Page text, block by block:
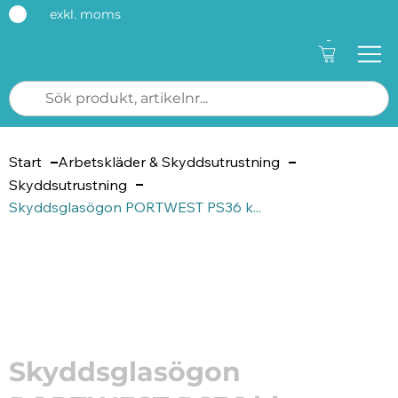
exkl. moms
-
Start
Arbetskläder & Skyddsutrustning
Skyddsutrustning
Skyddsglasögon PORTWEST PS36 k...
Skyddsglasögon